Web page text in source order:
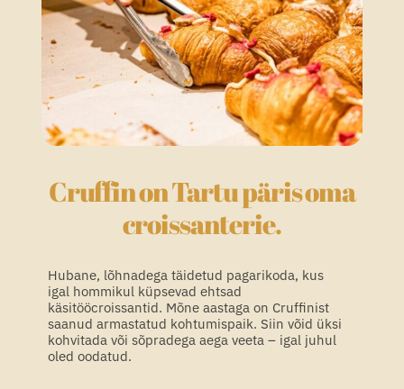
Cruffin on Tartu päris oma
croissanterie.
Hubane, lõhnadega täidetud pagarikoda, kus
igal hommikul küpsevad ehtsad
käsitööcroissantid. Mõne aastaga on Cruffinist
saanud armastatud kohtumispaik. Siin võid üksi
kohvitada või sõpradega aega veeta – igal juhul
oled oodatud.